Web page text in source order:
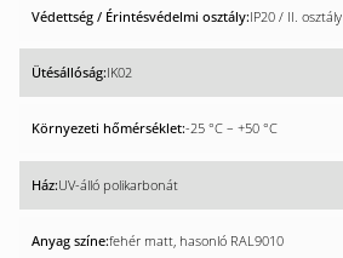
IP20 / II. osztály
IK02
-25 °C – +50 °C
UV-álló polikarbonát
fehér matt, hasonló RAL9010